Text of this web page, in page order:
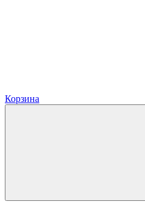
Корзина